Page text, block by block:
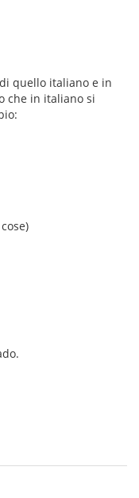
quello italiano e in
che in italiano si